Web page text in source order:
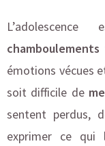
chamboulements
émotions vécues
soit difficile de
sentent perdus,
exprimer ce qui